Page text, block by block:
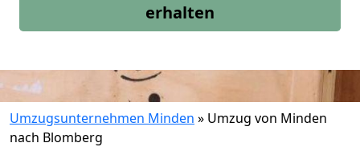
erhalten
Umzugsunternehmen Minden » Umzug von Minden
nach Blomberg